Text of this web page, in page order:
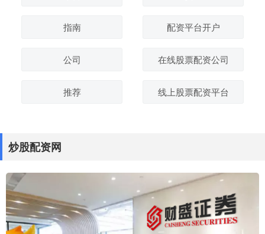
指南 配资平台开户
公司 在线股票配资公司
推荐 线上股票配资平台
炒股配资网